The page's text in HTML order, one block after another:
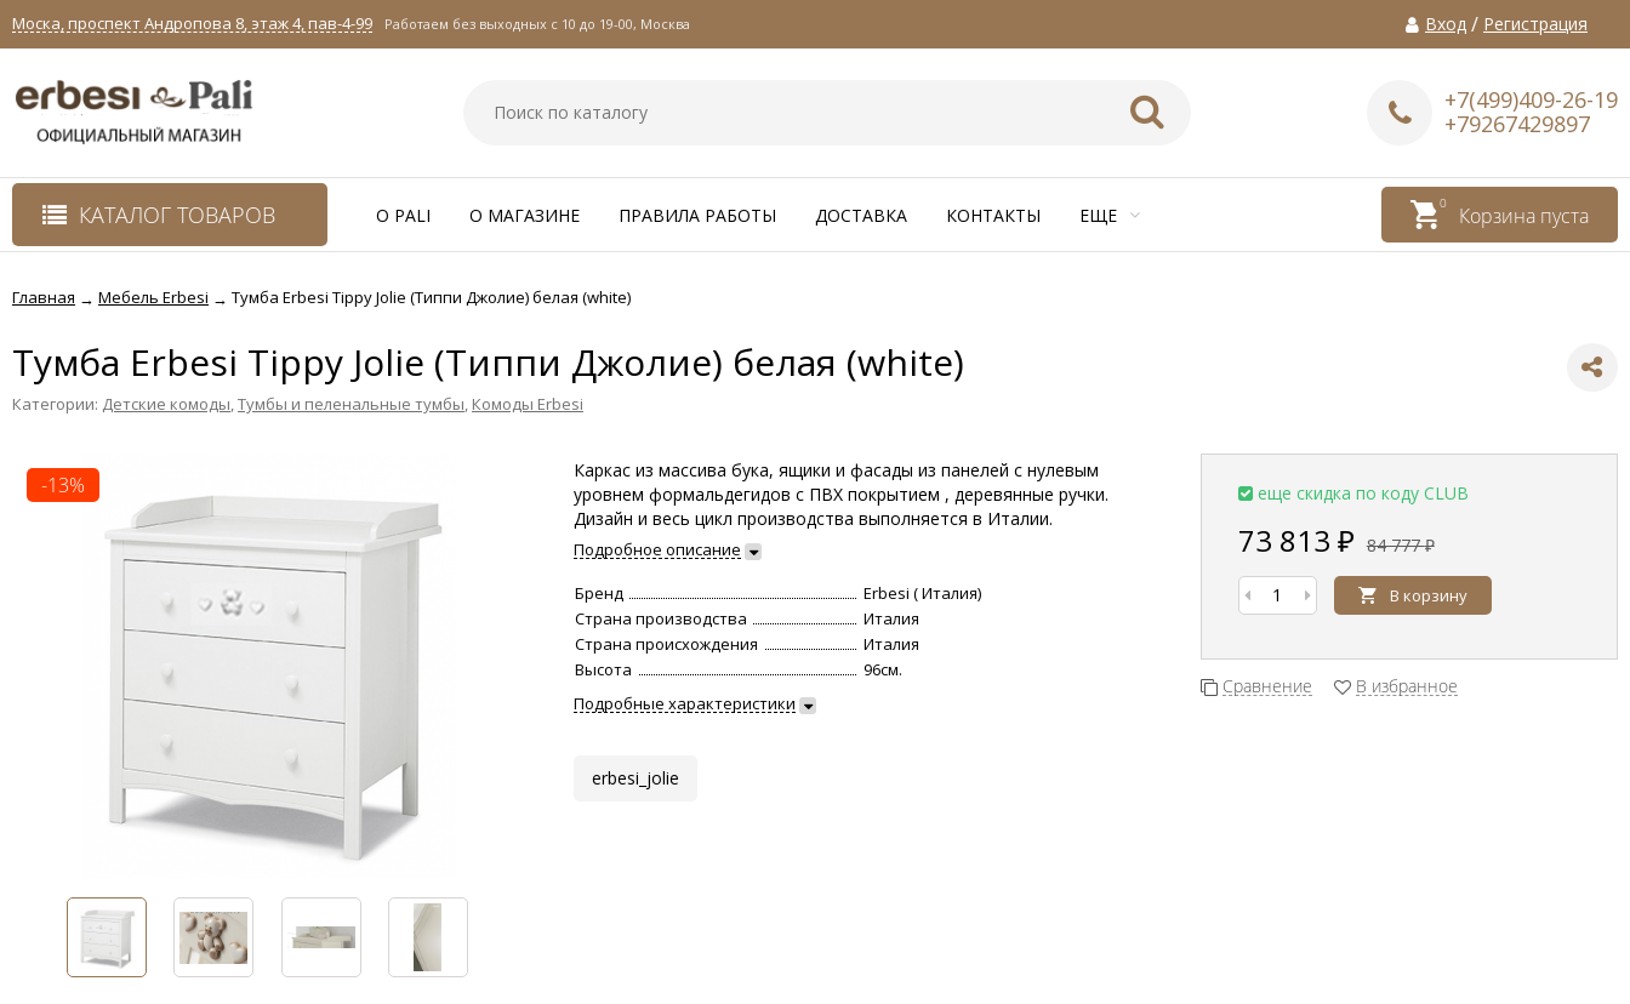
Моска, проспект Андропова 8, этаж 4, пав-4-99 Работаем без выходных с 10 до 19-00, Москва Вход / Регистрация
+7(499)409-26-19
+79267429897
КАТАЛОГ ТОВАРОВ Корзина пуста
0
O PALI О МАГАЗИНЕ ПРАВИЛА РАБОТЫ ДОСТАВКА КОНТАКТЫ ЕЩЕ
Главная → Мебель Erbesi → Тумба Erbesi Tippy Jolie (Типпи Джолие) белая (white)
Тумба Erbesi Tippy Jolie (Типпи Джолие) белая (white)
Категории: Детские комоды,Тумбы и пеленальные тумбы, Комоды Erbesi
-13% еще скидка по коду CLUB
73 813 ₽ 84 777₽
В корзину
Сравнение В избранное
Каркас из массива бука, ящики и фасады из панелей с нулевым
уровнем формальдегидов с ПВХ покрытием , деревянные ручки.
Дизайн и весь цикл производства выполняется в Италии.
Подробное описание
Бренд
Erbesi ( Италия)
Страна производства
Италия
Страна происхождения
Италия
Высота
96см.
Подробные характеристики
erbesi_jolie